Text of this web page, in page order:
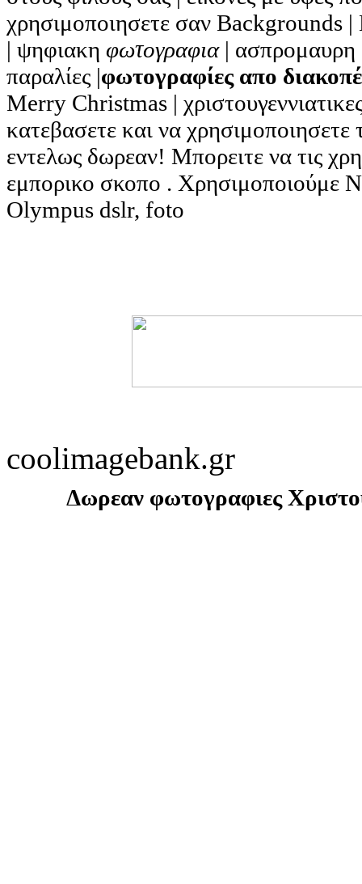
χρησιμοποιησετε σαν Backgrounds
| ψηφιακη φωτογραφια| ασπρομαυρη
παραλίες |φωτογραφίες απο
Merry Christmas |
κατεβασετε και να χρησιμοποιησετε
εντελως δωρεαν! Μπορειτε να τις
εμπορικο σκοπο . Χρησιμοποιούμε
Olympus dslr, foto
coolimagebank.gr
Δωρεαν φωτογραφιες